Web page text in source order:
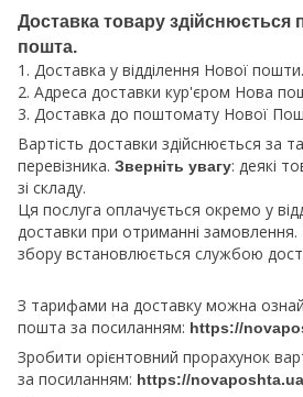
Доставка товару здійснюється
пошта.
1. Доставка у відділення Нової пошти.
2. Адреса доставки кур'єром Нова
3. Доставка до поштомату Нової
Вартість доставки здійснюється за
перевізника. Зверніть увагу: деякі
зі складу.
Ця послуга оплачується окремо у
доставки при отриманні замовлення.
збору встановлюється службою
З тарифами на доставку можна
пошта за посиланням: https://
Зробити орієнтовний прорахунок
за посиланням: https://